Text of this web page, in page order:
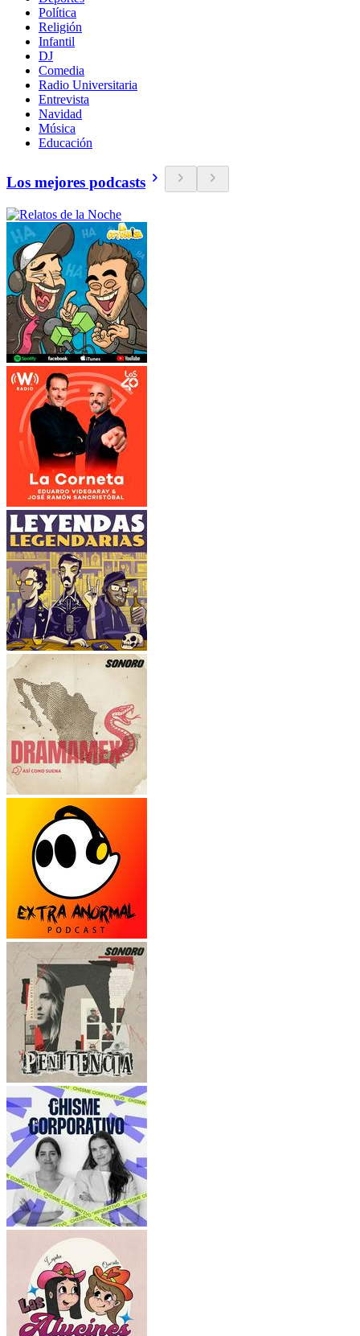
Política
Religión
Infantil
DJ
Comedia
Radio Universitaria
Entrevista
Navidad
Música
Educación
Los mejores podcasts